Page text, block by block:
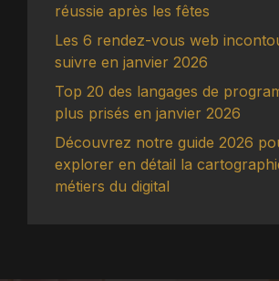
réussie après les fêtes
Les 6 rendez-vous web
suivre en janvier 2026
Top 20 des langages de
plus prisés en janvier 2026
Découvrez notre guide 2026
explorer en détail la
métiers du digital